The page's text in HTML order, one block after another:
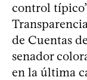
control
de Cuentas
senador
en la última